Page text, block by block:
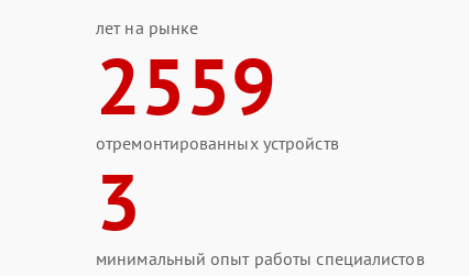
лет на рынке
2559
отремонтированных устройств
3
минимальный опыт работы специалистов